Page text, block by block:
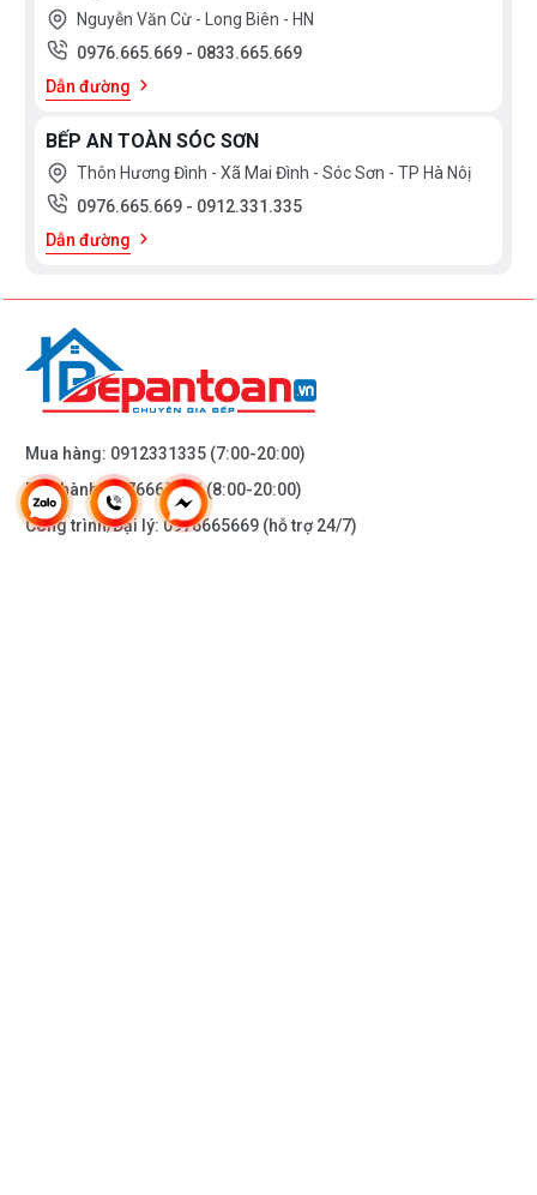
Nguyễn Văn Cừ - Long Biên - HN
0976.665.669 - 0833.665.669
Dẫn đường
BẾP AN TOÀN SÓC SƠN
Thôn Hương Đình - Xã Mai Đình - Sóc Sơn - TP Hà Nôị
0976.665.669 - 0912.331.335
Dẫn đường
Mua hàng: 0912331335 (7:00-20:00)
Bảo hành:0976665669(8:00-20:00)
Công trình/Đại lý:0976665669 (hỗ trợ 24/7)